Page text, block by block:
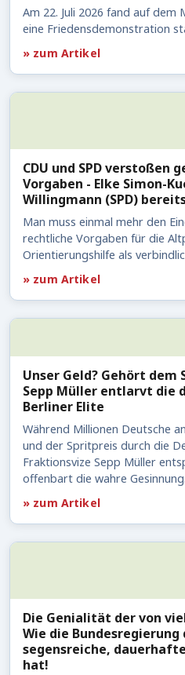
Am 22. Juli 2026 fand auf
eine Friedensdemonstration
» zum Artikel
CDU und SPD verstoßen
Vorgaben - Elke Simon-
Willingmann (SPD)
Man muss einmal mehr den
rechtliche Vorgaben für die
Orientierungshilfe als
» zum Artikel
Unser Geld? Gehört dem
Sepp Müller entlarvt die
Berliner Elite
Während Millionen Deutsche
und der Spritpreis durch die
Fraktionsvize Sepp Müller
offenbart die wahre
» zum Artikel
Die Genialität der von
Wie die
segensreiche,
hat!